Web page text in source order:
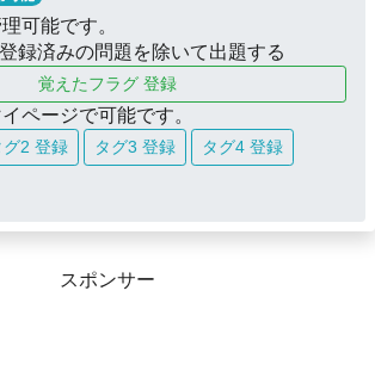
可能です。
録済みの問題を除いて出題する
覚えたフラグ 登録
ページで可能です。
グ2 登録 タグ3 登録
タグ4 登録
スポンサー